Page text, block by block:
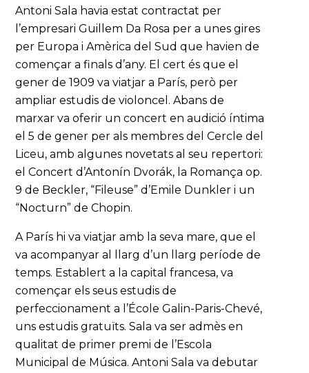
Antoni Sala havia estat contractat per
l’empresari Guillem Da Rosa per a unes gires
per Europa i Amèrica del Sud que havien de
començar a finals d’any. El cert és que el
gener de 1909 va viatjar a París, però per
ampliar estudis de violoncel. Abans de
marxar va oferir un concert en audició íntima
el 5 de gener per als membres del Cercle del
Liceu, amb algunes novetats al seu repertori:
el Concert d’Antonín Dvorák, la Romança op.
9 de Beckler, “Fileuse” d’Emile Dunkler i un
“Nocturn” de Chopin.
A París hi va viatjar amb la seva mare, que el
va acompanyar al llarg d’un llarg període de
temps. Establert a la capital francesa, va
començar els seus estudis de
perfeccionament a l’École Galin-Paris-Chevé,
uns estudis gratuïts. Sala va ser admès en
qualitat de primer premi de l’Escola
Municipal de Música. Antoni Sala va debutar